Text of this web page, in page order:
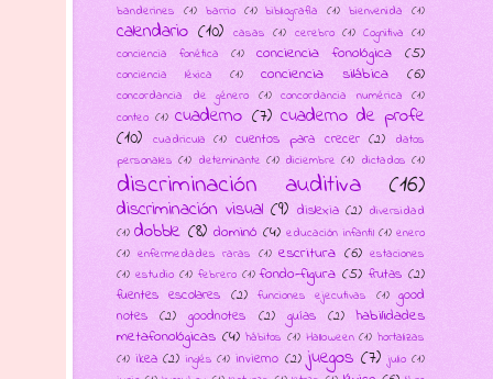
banderines (1) barrio (1) bibliografía (1) bienvenida (1)
calendario (10) casas (1) cerebro (1) Cognitiva (1)
conciencia fonética
(1) conciencia fonológica (5)
conciencia léxica (1) conciencia silábica (6)
concordancia de género (1) concordancia numérica (1)
conteo (1) cuaderno (7) cuaderno de profe
(10)
cuadricula (1) cuentos para crecer (2)
datos
personales (1) deteminante (1) diciembre (1) dictados (1)
discriminación auditiva (16)
discriminación visual (9) dislexia (2) diversidad
(1) dobble (8) dominó (4) educación infantil (1) enero
(1) enfermedades raras (1) escritura (6) estaciones
(1) estudio (1) febrero (1) fondo-figura (5) frutas (2)
fuentes escolares (2) funciones ejecutivas (1) good
notes
(2) goodnotes (2) guías (2)
habilidades
metafonológicas (4) hábitos (1) Halloween (1) hortalizas
(1) ikea (2) inglés (1) invierno (2) juegos (7) julio (1)